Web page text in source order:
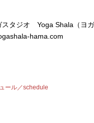
スタジオ Yoga Shala（ヨ
hama.com
ール／schedule